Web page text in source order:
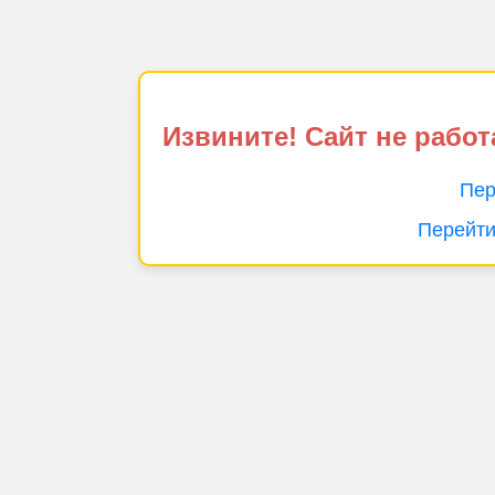
Извините! Сайт не